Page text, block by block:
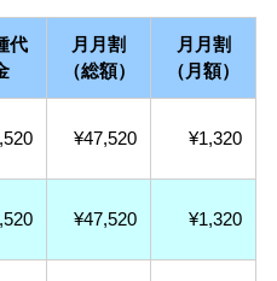
代
月月割
（総額）
月月割
（月額）
¥47,520 ¥1,320
¥47,520 ¥1,320